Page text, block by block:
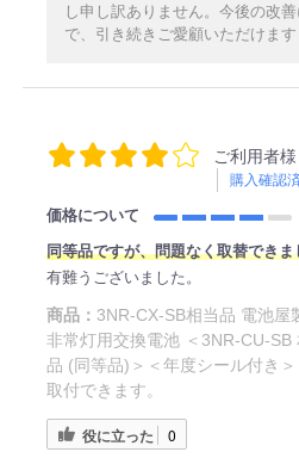
し申し訳ありません。今後の改
で、引き続きご愛顧いただけます
ご利用者様
購入確認
価格について
同等品ですが、問題なく取替できま
有難うございました。
商品： 3NR-CX-SB相当品 電池屋
非常灯用交換電池 ＜3NR-CU-SB
品 (同等品)＞＜年度シール付き
取付できます。
役に立った 0